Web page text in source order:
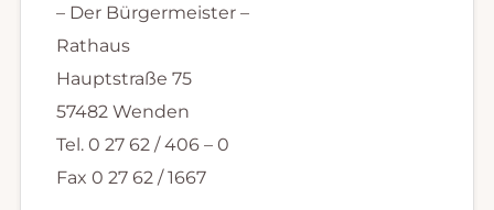
– Der Bürgermeister –
Rathaus
Hauptstraße 75
57482 Wenden
Tel. 0 27 62 / 406 – 0
Fax 0 27 62 / 1667